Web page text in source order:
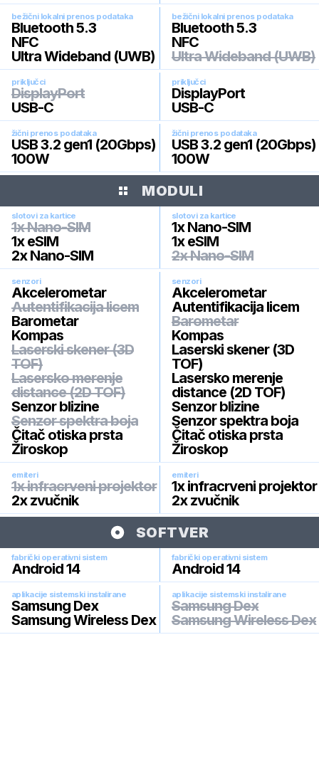
bežični lokalni prenos podataka
Bluetooth 5.3
NFC
Ultra Wideband (UWB)
bežični lokalni prenos podataka
Bluetooth 5.3
NFC
Ultra Wideband (UWB)
priključci
DisplayPort
USB-C
priključci
DisplayPort
USB-C
žični prenos podataka
USB 3.2 gen1 (20Gbps)
100W
žični prenos podataka
USB 3.2 gen1 (20Gbps)
100W
MODULI
slotovi za kartice
1x Nano-SIM
1x eSIM
2x Nano-SIM
slotovi za kartice
1x Nano-SIM
1x eSIM
2x Nano-SIM
senzori
Akcelerometar
Autentifikacija licem
Barometar
Kompas
Laserski skener (3D
TOF)
Lasersko merenje
distance (2D TOF)
Senzor blizine
Senzor spektra boja
Čitač otiska prsta
Žiroskop
senzori
Akcelerometar
Autentifikacija licem
Barometar
Kompas
Laserski skener (3D
TOF)
Lasersko merenje
distance (2D TOF)
Senzor blizine
Senzor spektra boja
Čitač otiska prsta
Žiroskop
emiteri
1x infracrveni projektor
2x zvučnik
emiteri
1x infracrveni projektor
2x zvučnik
SOFTVER
fabrički operativni sistem
Android 14
fabrički operativni sistem
Android 14
aplikacije sistemski instalirane
Samsung Dex
Samsung Wireless Dex
aplikacije sistemski instalirane
Samsung Dex
Samsung Wireless Dex